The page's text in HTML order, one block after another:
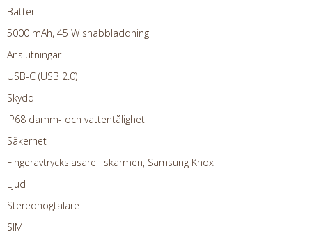
Batteri
5000 mAh, 45 W snabbladdning
Anslutningar
USB-C (USB 2.0)
Skydd
IP68 damm- och vattentålighet
Säkerhet
Fingeravtrycksläsare i skärmen, Samsung Knox
Ljud
Stereohögtalare
SIM